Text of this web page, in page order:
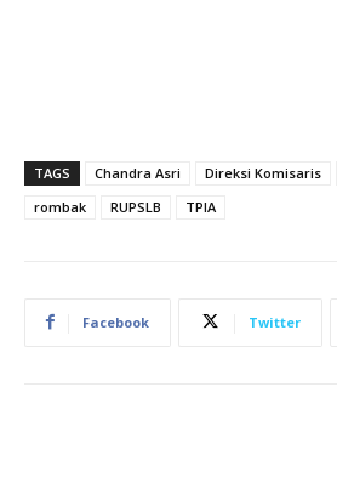
TAGS Chandra Asri Direksi Komisaris
rombak
RUPSLB TPIA
Facebook Twitter